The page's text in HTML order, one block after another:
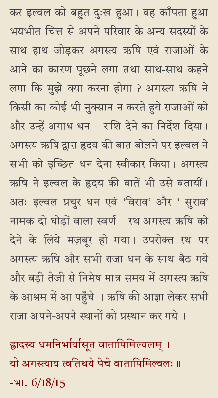
कर इल्वल को बहुत दुःख हुआ। वह काँपता हुआ
भयभीत चित्त से अपने परिवार के अन्य सदस्यों के
साथ हाथ जोड़कर अगस्त्य ऋषि एवं राजाओं के
आने का कारण पूछने लगा तथा साथ-साथ कहने
लगा कि मुझे क्या करना होगा ? अगस्त्य ऋषि ने
किसी का कोई भी नुक्सान न करते हुये राजाओं को
और उन्हें अगाध धन – राशि देने का निर्देश दिया।
अगस्त्य ऋषि द्वारा हृदय की बात बोलने पर इल्वल ने
सभी को इच्छित धन देना स्वीकार किया। अगस्त्य
ऋषि ने इल्वल के हृदय की बातें भी उसे बतायीं।
अतः इल्वल प्रचुर धन एवं ‘विराव’ और ‘ सुराव’
नामक दो घोड़ों वाला स्वर्ण – रथ अगस्त्य ऋषि को
देने के लिये मज़बूर हो गया। उपरोक्त रथ पर
अगस्त्य ऋषि और सभी राजा धन के साथ बैठ गये
और बड़ी तेजी से निमेष मात्र समय में अगस्त्य ऋषि
के आश्रम में आ पहुँचे । ऋषि की आज्ञा लेकर सभी
राजा अपने-अपने स्थानों को प्रस्थान कर गये ।
ह्रादस्य धमनिर्भार्यासूत वातापिमिल्वलम् ।
यो अगस्त्याय त्वतिथये पेचे वातापिमिल्वलः॥
-भा. 6/18/15